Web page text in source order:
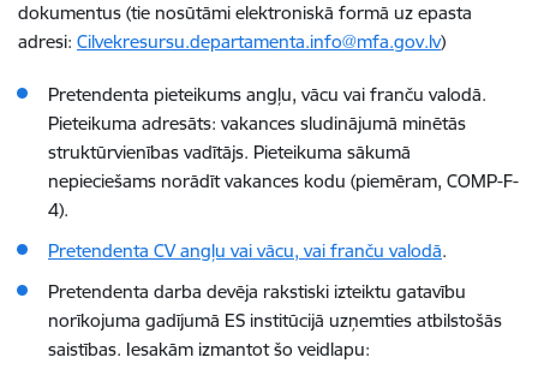
dokumentus (tie nosūtāmi elektroniskā formā uz epasta
adresi: Cilvekresursu.departamenta.info@mfa.gov.lv)
Pretendenta pieteikums angļu, vācu vai franču valodā.
Pieteikuma adresāts: vakances sludinājumā minētās
struktūrvienības vadītājs. Pieteikuma sākumā
nepieciešams norādīt vakances kodu (piemēram, COMP-F-
4).
Pretendenta CV angļu vai vācu, vai franču valodā.
Pretendenta darba devēja rakstiski izteiktu gatavību
norīkojuma gadījumā ES institūcijā uzņemties atbilstošās
saistības. Iesakām izmantot šo veidlapu: